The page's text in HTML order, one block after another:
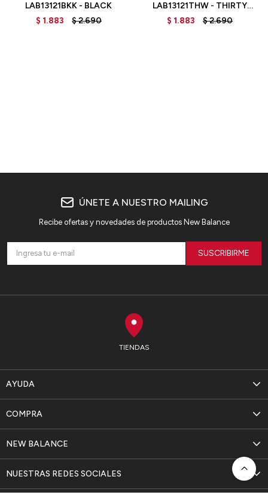
LAB13121BKK - BLACK
$ 1.883 $2.690
LAB13121THW - THIRTY
WATT
$ 1.883 $2.690
TIENDAS
AYUDA
NEW BALANCE
COMPRA
NUESTRAS REDES SOCIALES
ÚNETE A NUESTRO MAILING
Recibe ofertas y novedades de productos New Balance
SUSCRIBIRME